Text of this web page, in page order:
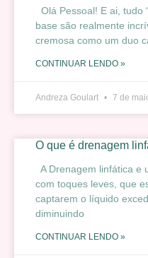
Olá Pessoal! E ai, tudo
base são realmente
cremosa como um duo
CONTINUAR LENDO »
Andreza Goulart 7 de
O que é drenagem
A Drenagem linfática e
com toques leves, que
captarem o líquido
diminuindo
CONTINUAR LENDO »